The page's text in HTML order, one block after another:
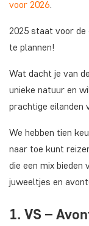
voor 2026.
2025 staat voor de
te plannen!
Wat dacht je van
unieke natuur en
prachtige eilanden
We hebben tien
naar toe kunt
die een mix
juweeltjes en
1. VS –